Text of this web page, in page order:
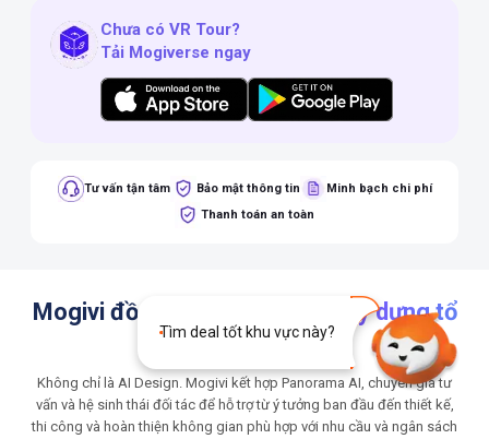
Tìm deal tốt khu vực này?
Chưa có VR Tour?
Tải Mogiverse ngay
Tư vấn tận tâm Bảo mật thông tin
Minh bạch chi phí
Thanh toán an toàn
Mogivi đồng hành cùng bạn
xây dựng tổ
ấm
Không chỉ là AI Design. Mogivi kết hợp Panorama AI, chuyên gia tư
vấn và hệ sinh thái đối tác để hỗ trợ từ ý tưởng ban đầu đến thiết kế,
thi công và hoàn thiện không gian phù hợp với nhu cầu và ngân sách